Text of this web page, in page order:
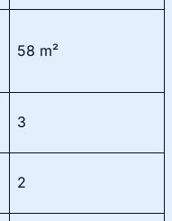
58 m²
3
2